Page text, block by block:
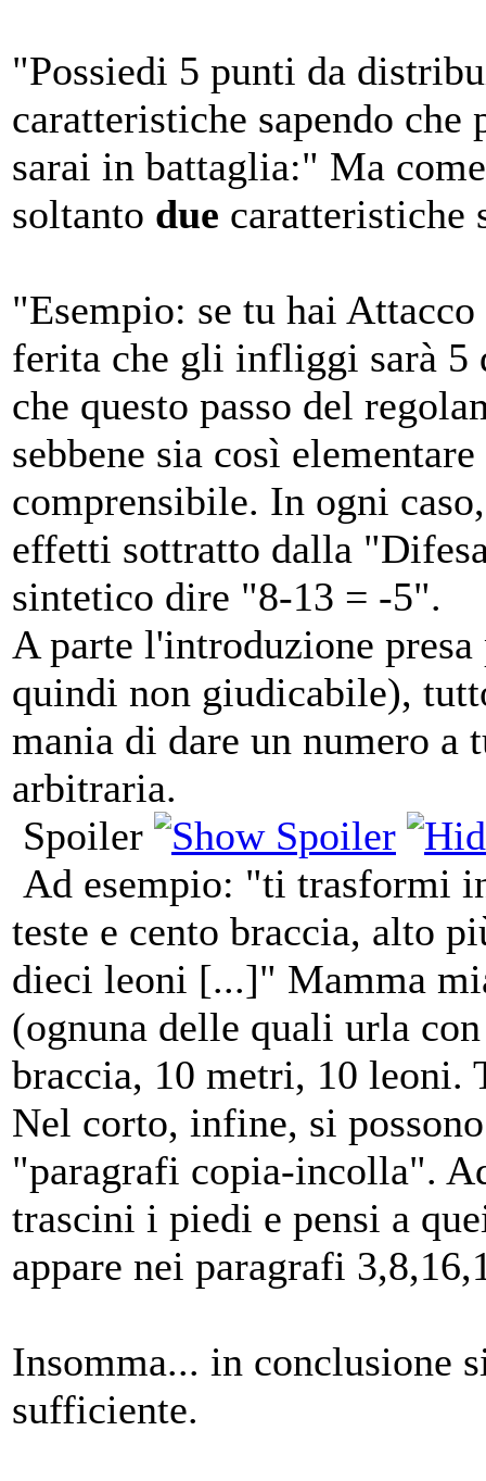
"Possiedi 5 punti da
caratteristiche sapendo
sarai in battaglia:" Ma
soltanto due caratteristiche
"Esempio: se tu hai
ferita che gli infliggi sarà 5
che questo passo del
sebbene sia così
comprensibile. In ogni
effetti sottratto dalla
sintetico dire "8-13 = -5".
A parte l'introduzione
quindi non giudicabile),
mania di dare un numero a
arbitraria.
Spoiler
Ad esempio: "ti trasformi
teste e cento braccia, alto
dieci leoni [...]" Mamma
(ognuna delle quali urla
braccia, 10 metri, 10 leoni.
Nel corto, infine, si
"paragrafi copia-incolla".
trascini i piedi e pensi a
appare nei paragrafi
Insomma... in conclusione
sufficiente.